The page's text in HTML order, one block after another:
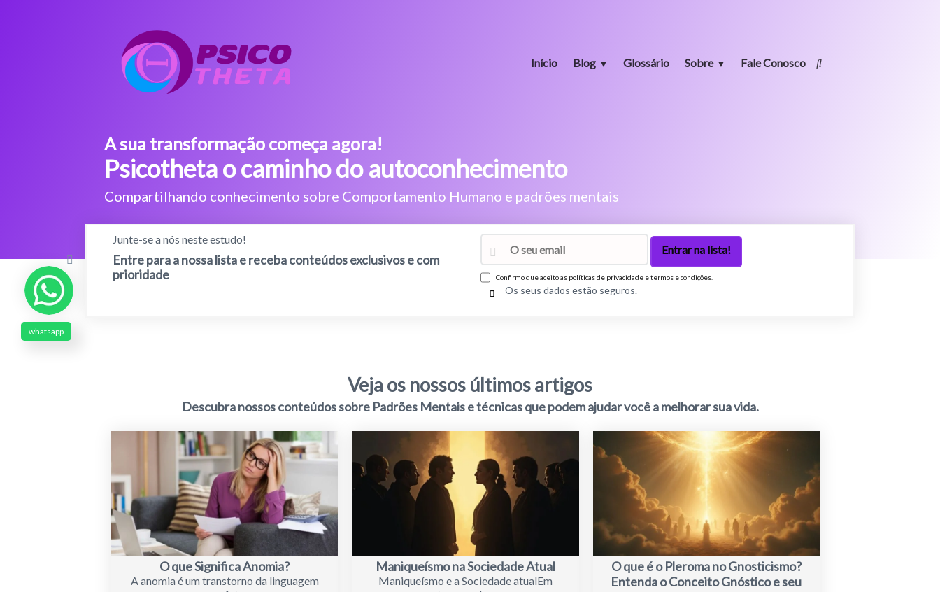
Início Blog Glossário Sobre Fale Conosco
A sua transformação começa agora!
Psicotheta o caminho do autoconhecimento
Compartilhando conhecimento sobre Comportamento Humano e padrões mentais
Junte-se a nós neste estudo!
Entre para a nossa lista e receba conteúdos exclusivos e com
prioridade
Confirmo que aceito as políticas de privacidade etermos e condições
Os seus dados estão seguros.
Veja os nossos últimos artigos
Descubra nossos conteúdos sobre Padrões Mentais e técnicas que podem ajudar você a melhorar sua vida.
O que Significa Anomia?
A anomia é um transtorno da linguagem
Maniqueísmo na Sociedade Atual
Maniqueísmo e a Sociedade atualEm
O que é o Pleroma no Gnosticismo?
Entenda o Conceito Gnóstico e seu
whatsapp